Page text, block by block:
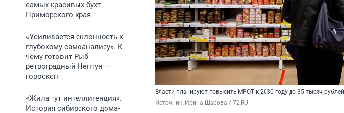
самых красивых бухт
Приморского края
«Усиливается склонность к
глубокому самоанализу». К
чему готовит Рыб
ретроградный Нептун —
гороскоп
«Жила тут интеллигенция».
История сибирского дома-
Власти планируют повысить МРОТ к 2030 году до 35 тысяч рублей
Источник: Ирина Шарова / 72.RU